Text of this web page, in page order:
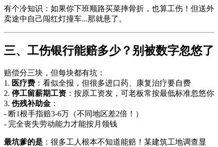
有个冷知识：如果你下班顺路买菜摔骨折，也算工伤！但送外
卖途中自己闯红灯撞车...那就悬了。
三、工伤银行能赔多少？别被数字忽悠了
赔偿分三块，但每块都有坑：
1. 医疗费 ：看似全报，但很多进口药、康复治疗要自费
2. 停工留薪期工资 ：按原工资发，可老板常按最低标准忽悠你
3. 伤残补助金 ：
- 断1根手指赔3-6万（不同地区差2倍！）
- 完全丧失劳动能力才能按月领钱
最坑爹的是 ：很多工人根本不知道能赔！某建筑工地调查显